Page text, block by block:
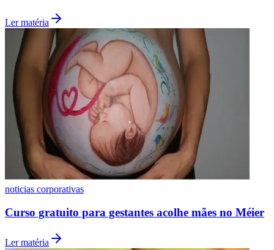
Vasco
Ler matéria
noticias corporativas
Curso gratuito para gestantes acolhe mães no Méier
Ler matéria